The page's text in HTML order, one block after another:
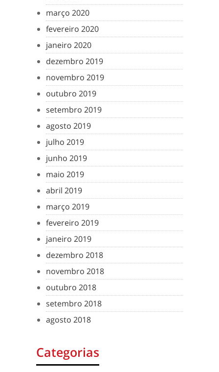
março 2020
fevereiro 2020
janeiro 2020
dezembro 2019
novembro 2019
outubro 2019
setembro 2019
agosto 2019
julho 2019
junho 2019
maio 2019
abril 2019
março 2019
fevereiro 2019
janeiro 2019
dezembro 2018
novembro 2018
outubro 2018
setembro 2018
agosto 2018
Categorias